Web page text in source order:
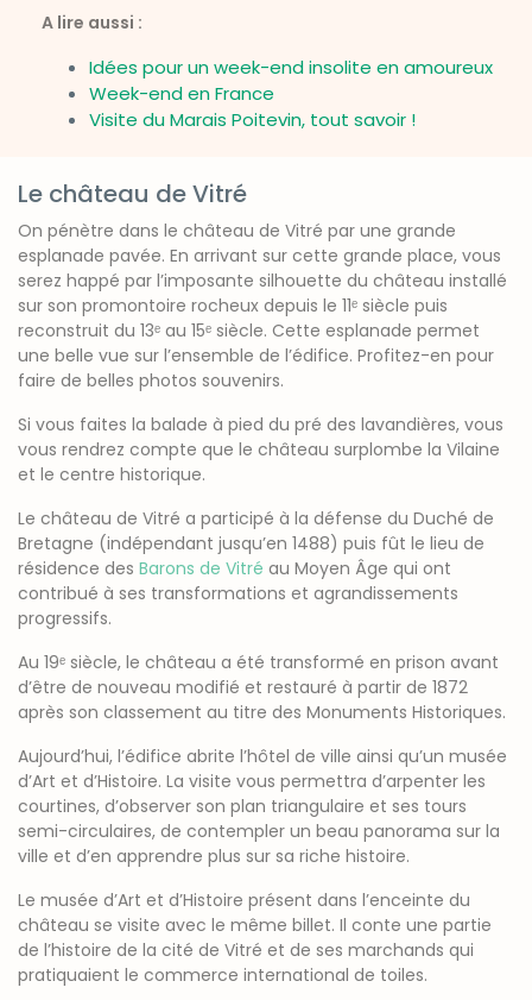
A lire aussi :
Idées pour un week-end insolite en amoureux
Week-end en France
Visite du Marais Poitevin, tout savoir !
Le château de Vitré
On pénètre dans le château de Vitré par une grande
esplanade pavée. En arrivant sur cette grande place, vous
serez happé par l’imposante silhouette du château installé
sur son promontoire rocheux depuis le 11ᵉ siècle puis
reconstruit du 13ᵉ au 15ᵉ siècle. Cette esplanade permet
une belle vue sur l’ensemble de l’édifice. Profitez-en pour
faire de belles photos souvenirs.
Si vous faites la balade à pied du pré des lavandières, vous
vous rendrez compte que le château surplombe la Vilaine
et le centre historique.
Le château de Vitré a participé à la défense du Duché de
Bretagne (indépendant jusqu’en 1488) puis fût le lieu de
résidence des Barons de Vitré au Moyen Âge qui ont
contribué à ses transformations et agrandissements
progressifs.
Au 19ᵉ siècle, le château a été transformé en prison avant
d’être de nouveau modifié et restauré à partir de 1872
après son classement au titre des Monuments Historiques.
Aujourd’hui, l’édifice abrite l’hôtel de ville ainsi qu’un musée
d’Art et d’Histoire. La visite vous permettra d’arpenter les
courtines, d’observer son plan triangulaire et ses tours
semi-circulaires, de contempler un beau panorama sur la
ville et d’en apprendre plus sur sa riche histoire.
Le musée d’Art et d’Histoire présent dans l’enceinte du
château se visite avec le même billet. Il conte une partie
de l’histoire de la cité de Vitré et de ses marchands qui
pratiquaient le commerce international de toiles.